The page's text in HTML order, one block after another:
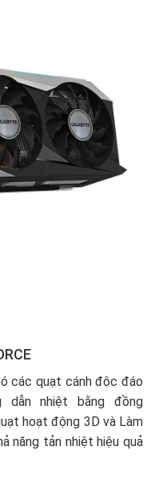
các quạt cánh độc đáo
dẫn nhiệt bằng đồng
hoạt động 3D và Làm
năng tản nhiệt hiệu quả